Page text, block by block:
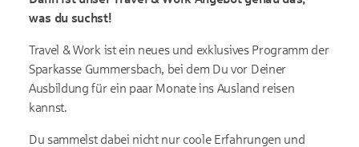
was du suchst!
Travel & Work ist ein neues und exklusives Programm der
Sparkasse Gummersbach, bei dem Du vor Deiner
Ausbildung für ein paar Monate ins Ausland reisen
kannst.
Du sammelst dabei nicht nur coole Erfahrungen und